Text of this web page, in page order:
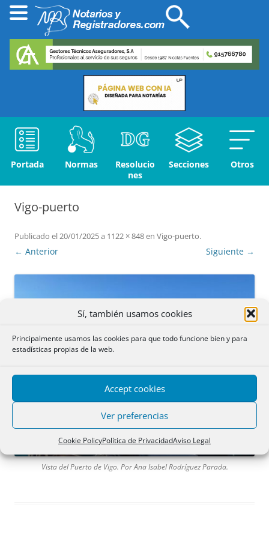
Sí, también usamos cookies
Principalmente usamos las cookies para que todo funcione bien y para
estadísticas propias de la web.
Accept cookies
Ver preferencias
Cookie PolicyPolítica de PrivacidadAviso Legal
Portada Normas
Resolucio
nes
Secciones Otros
Vigo-puerto
Publicado el20/01/2025a 1122 × 848en Vigo-puerto.
← Anterior Siguiente →
Vista del Puerto de Vigo. Por Ana Isabel Rodríguez Parada.